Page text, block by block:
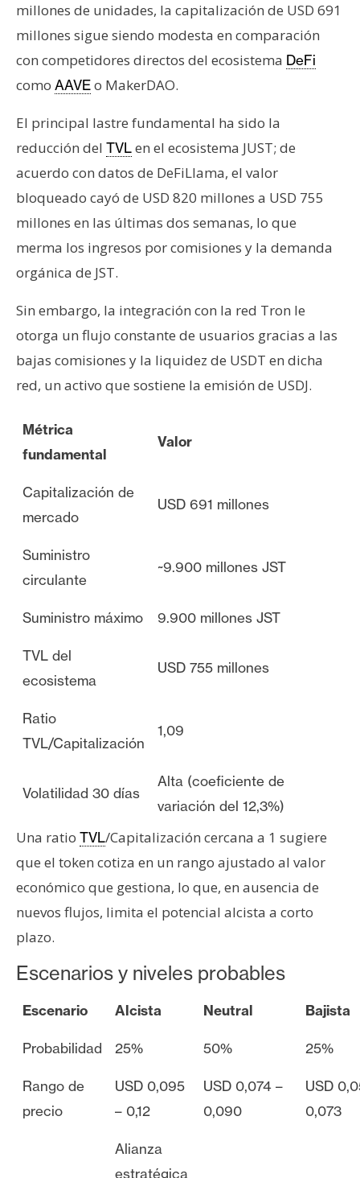
millones de unidades, la capitalización de USD 691
millones sigue siendo modesta en comparación
con competidores directos del ecosistema DeFi
como AAVEo MakerDAO.
El principal lastre fundamental ha sido la
reducción del TVLen el ecosistema JUST; de
acuerdo con datos de DeFiLlama, el valor
bloqueado cayó de USD 820 millones a USD 755
millones en las últimas dos semanas, lo que
merma los ingresos por comisiones y la demanda
orgánica de JST.
Sin embargo, la integración con la red Tron le
otorga un flujo constante de usuarios gracias a las
bajas comisiones y la liquidez de USDT en dicha
red, un activo que sostiene la emisión de USDJ.
Métrica
fundamental
Valor
Capitalización de
mercado
USD 691 millones
Suministro
circulante
~9.900 millones JST
Suministro máximo 9.900 millones JST
TVL del
ecosistema
USD 755 millones
Ratio
TVL/Capitalización
1,09
Volatilidad 30 días
Alta (coeficiente de
variación del 12,3%)
Una ratio TVL/Capitalización cercana a 1 sugiere
que el token cotiza en un rango ajustado al valor
económico que gestiona, lo que, en ausencia de
nuevos flujos, limita el potencial alcista a corto
plazo.
Escenarios y niveles probables
Escenario Alcista Neutral Bajista
Probabilidad 25% 50% 25%
Rango de
precio
USD 0,095
– 0,12
USD 0,074 –
0,090
USD
0,073
Alianza
estratégica